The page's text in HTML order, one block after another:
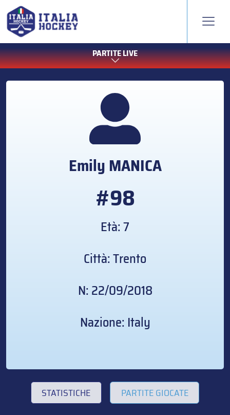
PARTITE LIVE
EmilyMANICA
#98
Età: 7
Città: Trento
N: 22/09/2018
Nazione: Italy
STATISTICHE PARTITE GIOCATE